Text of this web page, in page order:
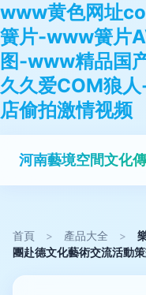
www黄色网址
簧片-www簧片
图-www精品国
久久爱COM狼
店偷拍激情视频
首頁 > 產品大全 >
團赴德文化藝術交流活動